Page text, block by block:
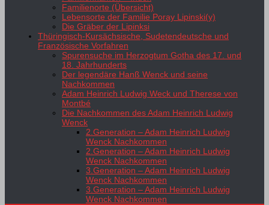
Familienorte (Übersicht)
Lebensorte der Familie Poray Lipinski(y)
Die Gräber der Lipinksi
Thüringisch-Kursächsische, Sudetendeutsche und
Französische Vorfahren
Spurensuche im Herzogtum Gotha des 17. und
18. Jahrhunderts
Der legendäre Hanß Wenck und seine
Nachkommen
Adam Heinrich Ludwig Weck und Therese von
Montbé
Die Nachkommen des Adam Heinrich Ludwig
Wenck
2.Generation – Adam Heinrich Ludwig
Wenck Nachkommen
2.Generation – Adam Heinrich Ludwig
Wenck Nachkommen
3.Generation – Adam Heinrich Ludwig
Wenck Nachkommen
3.Generation – Adam Heinrich Ludwig
Wenck Nachkommen